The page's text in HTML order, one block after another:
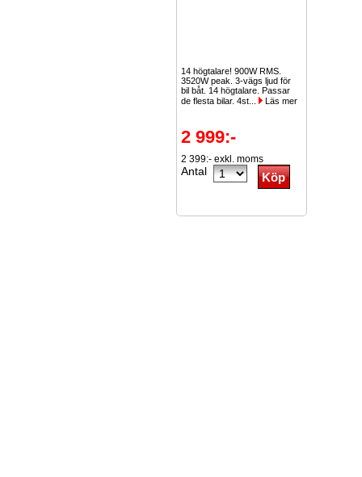
14 högtalare! 900W RMS.
3520W peak. 3-vägs ljud för
bil båt. 14 högtalare. Passar
de flesta bilar. 4st...
Läs mer
2 999:-
2 399:- exkl. moms
Antal